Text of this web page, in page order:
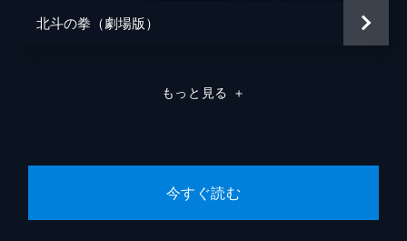
北斗の拳（劇場版）
もっと見る ＋
今すぐ読む